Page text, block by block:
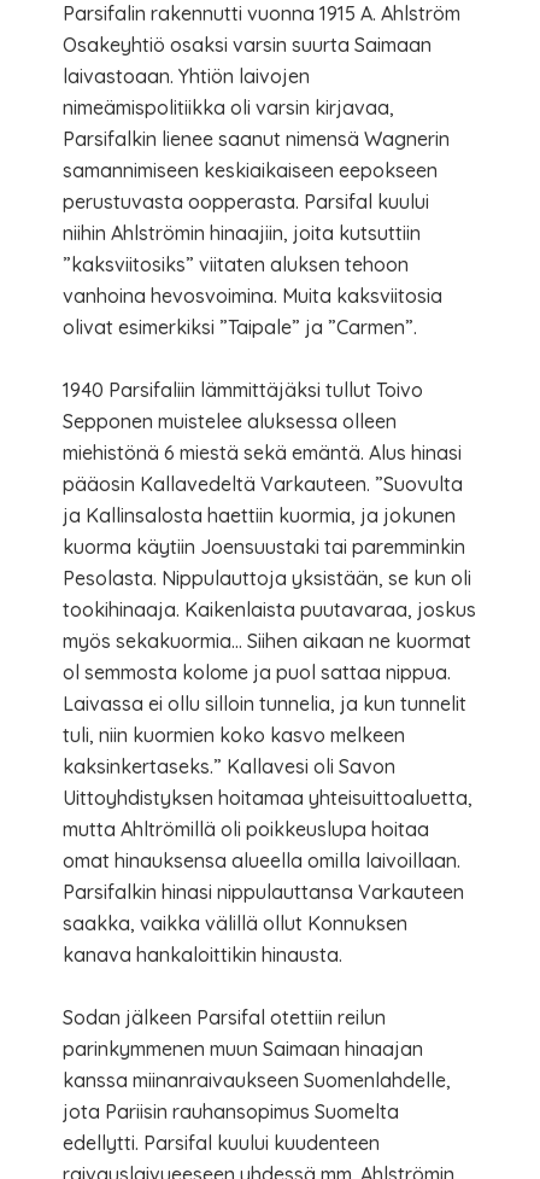
Parsifalin rakennutti vuonna 1915 A. Ahlström
Osakeyhtiö osaksi varsin suurta Saimaan
laivastoaan. Yhtiön laivojen
nimeämispolitiikka oli varsin kirjavaa,
Parsifalkin lienee saanut nimensä Wagnerin
samannimiseen keskiaikaiseen eepokseen
perustuvasta oopperasta. Parsifal kuului
niihin Ahlströmin hinaajiin, joita kutsuttiin
”kaksviitosiks” viitaten aluksen tehoon
vanhoina hevosvoimina. Muita kaksviitosia
olivat esimerkiksi ”Taipale” ja ”Carmen”.
1940 Parsifaliin lämmittäjäksi tullut Toivo
Sepponen muistelee aluksessa olleen
miehistönä 6 miestä sekä emäntä. Alus hinasi
pääosin Kallavedeltä Varkauteen. ”Suovulta
ja Kallinsalosta haettiin kuormia, ja jokunen
kuorma käytiin Joensuustaki tai paremminkin
Pesolasta. Nippulauttoja yksistään, se kun oli
tookihinaaja. Kaikenlaista puutavaraa, joskus
myös sekakuormia… Siihen aikaan ne kuormat
ol semmosta kolome ja puol sattaa nippua.
Laivassa ei ollu silloin tunnelia, ja kun tunnelit
tuli, niin kuormien koko kasvo melkeen
kaksinkertaseks.” Kallavesi oli Savon
Uittoyhdistyksen hoitamaa yhteisuittoaluetta,
mutta Ahltrömillä oli poikkeuslupa hoitaa
omat hinauksensa alueella omilla laivoillaan.
Parsifalkin hinasi nippulauttansa Varkauteen
saakka, vaikka välillä ollut Konnuksen
kanava hankaloittikin hinausta.
Sodan jälkeen Parsifal otettiin reilun
parinkymmenen muun Saimaan hinaajan
kanssa miinanraivaukseen Suomenlahdelle,
jota Pariisin rauhansopimus Suomelta
edellytti. Parsifal kuului kuudenteen